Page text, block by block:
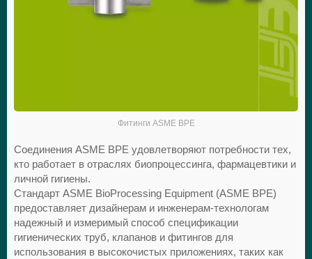
Фитинги ASME BPE
Соединения ASME BPE удовлетворяют потребности тех,
кто работает в отраслях биопроцессинга, фармацевтики и
личной гигиены.
Стандарт ASME BioProcessing Equipment (ASME BPE)
предоставляет дизайнерам и инженерам-технологам
надежный и измеримый способ спецификации
гигиенических труб, клапанов и фитингов для
использования в высокочистых приложениях, таких как